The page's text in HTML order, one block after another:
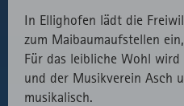
In Ellighofen lädt die
zum Maibaumaufstellen
Für das leibliche Wohl
und der Musikverein Asch
musikalisch.